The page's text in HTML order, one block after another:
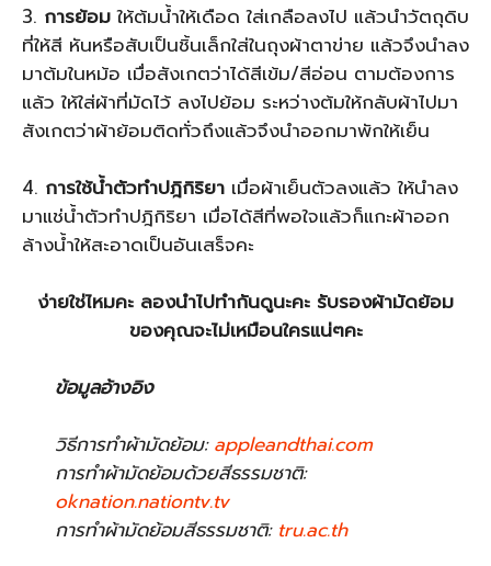
3. การย้อมให้ต้มน้ำให้เดือด ใส่เกลือลงไป แล้วนำวัตถุดิบ
ที่ให้สี หันหรือสับเป็นชิ้นเล็กใส่ในถุงผ้าตาข่าย แล้วจึงนำลง
มาต้มในหม้อ เมื่อสังเกตว่าได้สีเข้ม/สีอ่อน ตามต้องการ
แล้ว ให้ใส่ผ้าที่มัดไว้ ลงไปย้อม ระหว่างต้มให้กลับผ้าไปมา
สังเกตว่าผ้าย้อมติดทั่วถึงแล้วจึงนำออกมาพักให้เย็น
4. การใช้น้ำตัวทำปฎิกิริยา เมื่อผ้าเย็นตัวลงแล้ว ให้นำลง
มาแช่น้ำตัวทำปฎิกิริยา เมื่อได้สีที่พอใจแล้วก็แกะผ้าออก
ล้างน้ำให้สะอาดเป็นอันเสร็จคะ
ง่ายใช่ไหมคะ ลองนำไปทำกันดูนะคะ รับรองผ้ามัดย้อม
ของคุณจะไม่เหมือนใครแน่ๆคะ
ข้อมูลอ้างอิง
วิธีการทำผ้ามัดย้อม:appleandthai.com
การทำผ้ามัดย้อมด้วยสีธรรมชาติ:
oknation.nationtv.tv
การทำผ้ามัดย้อมสีธรรมชาติ: tru.ac.th